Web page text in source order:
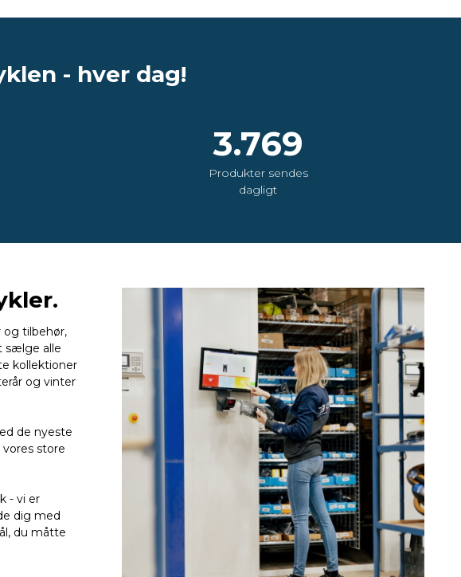
- hver dag!
3.769
Produkter sendes
dagligt
og tilbehør,
sælge alle
kollektioner
og vinter
de nyeste
store
- vi er
dig med
du måtte